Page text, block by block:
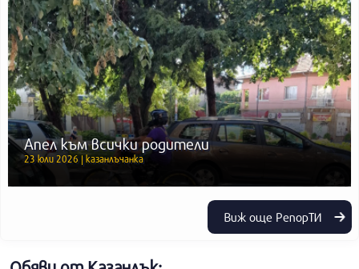
Апел към всички родители
23 юли 2026 | казанлъчанка
Виж още РепорТИ